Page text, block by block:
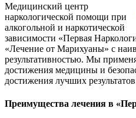
Медицинский центр
наркологической помощи при
алкогольной и наркотической
зависимости «Первая
«Лечение от Марихуаны» с
результативностью. Мы
достижения медицины и
достижения лучших
Преимущества лечения в